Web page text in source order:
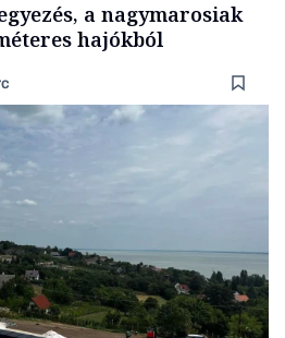
a nagymarosiak
hajókból